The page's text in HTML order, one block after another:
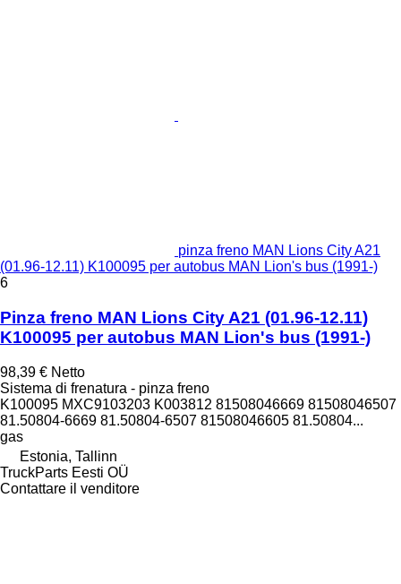
pinza freno MAN Lions City A21
(01.96-12.11) K100095 per autobus MAN Lion's bus (1991-)
6
Pinza freno MAN Lions City A21 (01.96-12.11)
K100095 per autobus MAN Lion's bus (1991-)
98,39 € Netto
Sistema di frenatura - pinza freno
K100095 MXC9103203 K003812 81508046669 81508046507
81.50804-6669 81.50804-6507 81508046605 81.50804...
gas
Estonia, Tallinn
TruckParts Eesti OÜ
Contattare il venditore